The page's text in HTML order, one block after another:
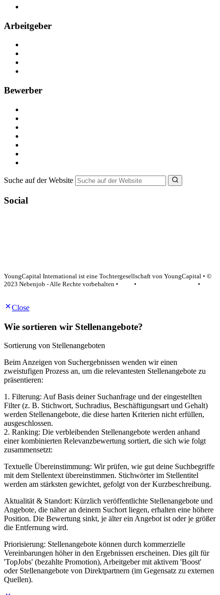
Arbeitgeber
Bewerber
Suche auf der Website
Social
YoungCapital International ist eine Tochtergesellschaft von YoungCapital • ©
2023 Nebenjob - Alle Rechte vorbehalten •
•
•
Close
Wie sortieren wir Stellenangebote?
Sortierung von Stellenangeboten
Beim Anzeigen von Suchergebnissen wenden wir einen
zweistufigen Prozess an, um die relevantesten Stellenangebote zu
präsentieren:
1. Filterung: Auf Basis deiner Suchanfrage und der eingestellten
Filter (z. B. Stichwort, Suchradius, Beschäftigungsart und Gehalt)
werden Stellenangebote, die diese harten Kriterien nicht erfüllen,
ausgeschlossen.
2. Ranking: Die verbleibenden Stellenangebote werden anhand
einer kombinierten Relevanzbewertung sortiert, die sich wie folgt
zusammensetzt:
Textuelle Übereinstimmung: Wir prüfen, wie gut deine Suchbegriffe
mit dem Stellentext übereinstimmen. Stichwörter im Stellentitel
werden am stärksten gewichtet, gefolgt von der Kurzbeschreibung.
Aktualität & Standort: Kürzlich veröffentlichte Stellenangebote und
Angebote, die näher an deinem Suchort liegen, erhalten eine höhere
Position. Die Bewertung sinkt, je älter ein Angebot ist oder je größer
die Entfernung wird.
Priorisierung: Stellenangebote können durch kommerzielle
Vereinbarungen höher in den Ergebnissen erscheinen. Dies gilt für
'TopJobs' (bezahlte Promotion), Arbeitgeber mit aktivem 'Boost'
oder Stellenangebote von Direktpartnern (im Gegensatz zu externen
Quellen).